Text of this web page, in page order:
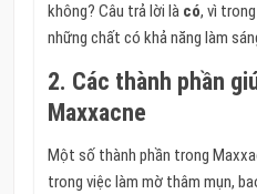
không? Câu trả lời là có, vì
những chất có khả năng làm
2. Các thành phần
Maxxacne
Một số thành phần trong
trong việc làm mờ thâm mụn,